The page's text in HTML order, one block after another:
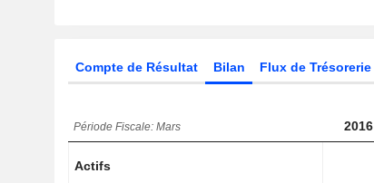
Compte de Résultat Bilan Flux de Trésorerie
Période Fiscale: Mars 2016
Actifs